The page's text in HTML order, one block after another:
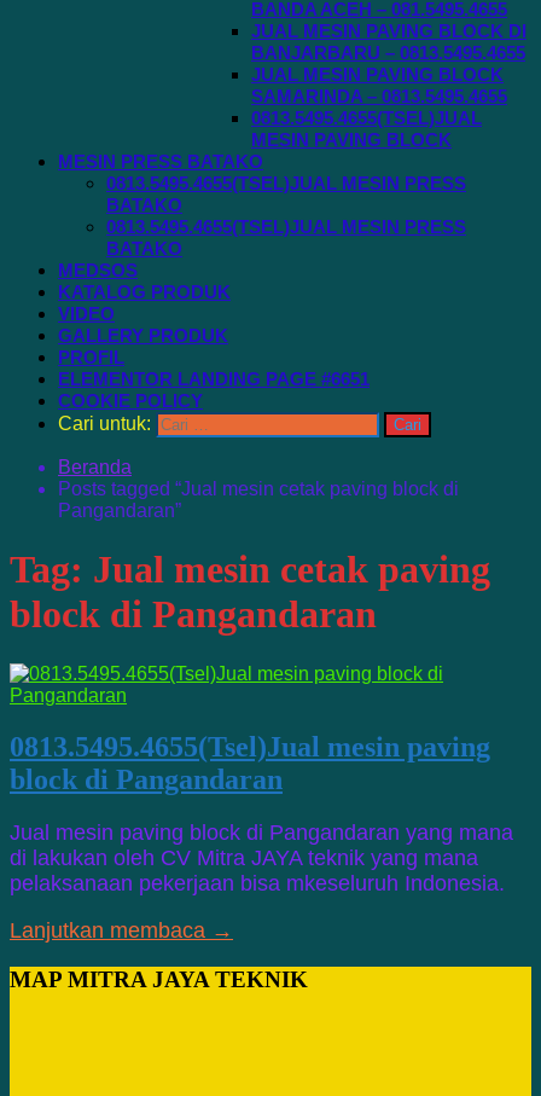
BANDA ACEH – 081.5495.4655
JUAL MESIN PAVING BLOCK DI
BANJARBARU – 0813.5495.4655
JUAL MESIN PAVING BLOCK
SAMARINDA – 0813.5495.4655
0813.5495.4655(TSEL)JUAL
MESIN PAVING BLOCK
MESIN PRESS BATAKO
0813.5495.4655(TSEL)JUAL MESIN PRESS
BATAKO
0813.5495.4655(TSEL)JUAL MESIN PRESS
BATAKO
MEDSOS
KATALOG PRODUK
VIDEO
GALLERY PRODUK
PROFIL
ELEMENTOR LANDING PAGE #6651
COOKIE POLICY
Cari untuk:
Beranda
Posts tagged “Jual mesin cetak paving block di
Pangandaran”
Tag: Jual mesin cetak paving
block di Pangandaran
0813.5495.4655(Tsel)Jual mesin paving
block di Pangandaran
Jual mesin paving block di Pangandaran yang mana
di lakukan oleh CV Mitra JAYA teknik yang mana
pelaksanaan pekerjaan bisa mkeseluruh Indonesia.
Lanjutkan membaca →
MAP MITRA JAYA TEKNIK